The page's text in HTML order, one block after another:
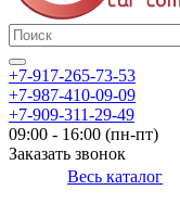
+7-917-265-73-53
+7-987-410-09-09
+7-909-311-29-49
09:00 - 16:00 (пн-пт)
Заказать звонок
Весь каталог